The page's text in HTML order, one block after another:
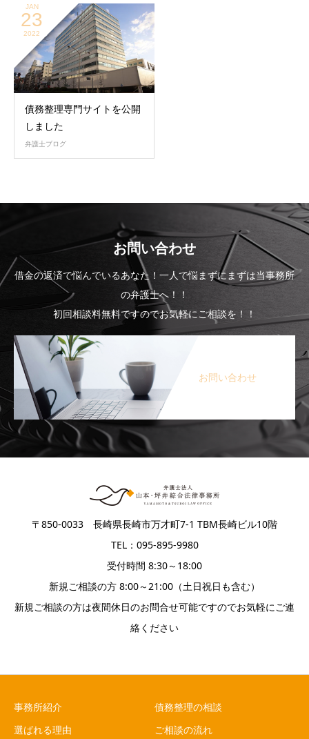
JAN
23
2022
債務整理専門サイトを公開
しました
弁護士ブログ
お問い合わせ
借金の返済で悩んでいるあなた！一人で悩まずにまずは当事務所
の弁護士へ！！
初回相談料無料ですのでお気軽にご相談を！！
お問い合わせ
〒850-0033 長崎県長崎市万才町7-1 TBM長崎ビル10階
TEL：095-895-9980
受付時間 8:30～18:00
新規ご相談の方 8:00～21:00（土日祝日も含む）
新規ご相談の方は夜間休日のお問合せ可能ですのでお気軽にご連
絡ください
事務所紹介
債務整理の相談
選ばれる理由
ご相談の流れ